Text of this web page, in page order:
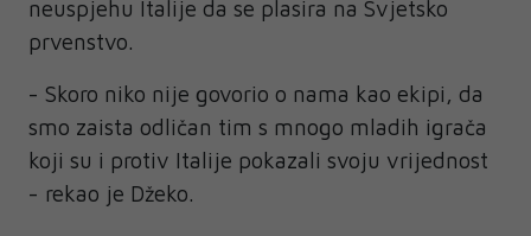
neuspjehu Italije da se plasira na Svjetsko
prvenstvo.
- Skoro niko nije govorio o nama kao ekipi, da
smo zaista odličan tim s mnogo mladih igrača
koji su i protiv Italije pokazali svoju vrijednost
- rekao je Džeko.